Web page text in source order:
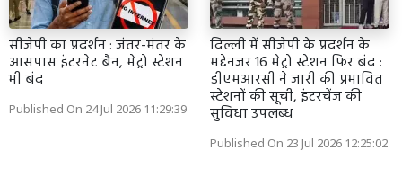
सीजेपी का प्रदर्शन : जंतर-मंतर के
आसपास इंटरनेट बैन, मेट्रो स्टेशन
भी बंद
Published On 24 Jul 2026 11:29:39
दिल्ली में सीजेपी के प्रदर्शन के
मद्देनजर 16 मेट्रो स्टेशन फिर बंद :
डीएमआरसी ने जारी की प्रभावित
स्टेशनों की सूची, इंटरचेंज की
सुविधा उपलब्ध
Published On 23 Jul 2026 12:25:02